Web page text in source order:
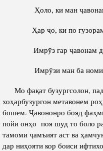
Ҳоло, ки ман ҷавонам,
Ҳар ҷо, ки по гузорам,
Имрӯз гар ҷавонам
Имрӯзи ман ба номи
Мо фақат бузургсолон,
хоҳарбузургон метавонем
бошем. Ҷавононро бояд
пойи онҳо поя шуд то боло
тамоми ҷамъият аст ва
дар ниҳояти кор боиси